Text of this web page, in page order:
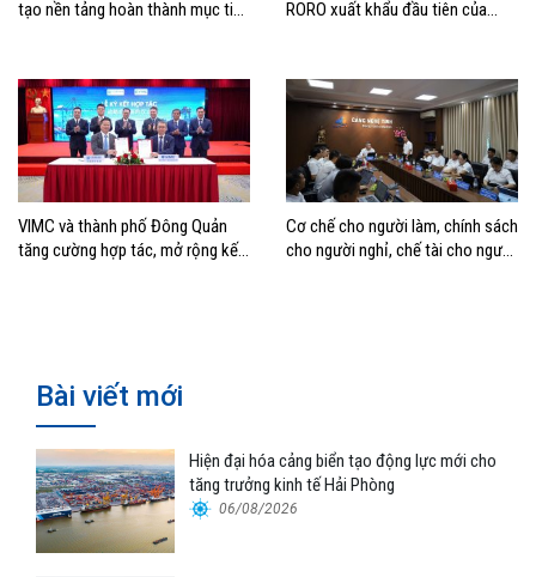
tạo nền tảng hoàn thành mục tiêu
RORO xuất khẩu đầu tiên của
VIMC và thành phố Đông Quản
tăng cường hợp tác, mở rộng kết
Cơ chế cho người làm, chính sách
cho người nghỉ, chế tài cho người
Bài viết mới
Hiện đại hóa cảng biển tạo động lực mới cho
tăng trưởng kinh tế Hải Phòng
06/08/2026